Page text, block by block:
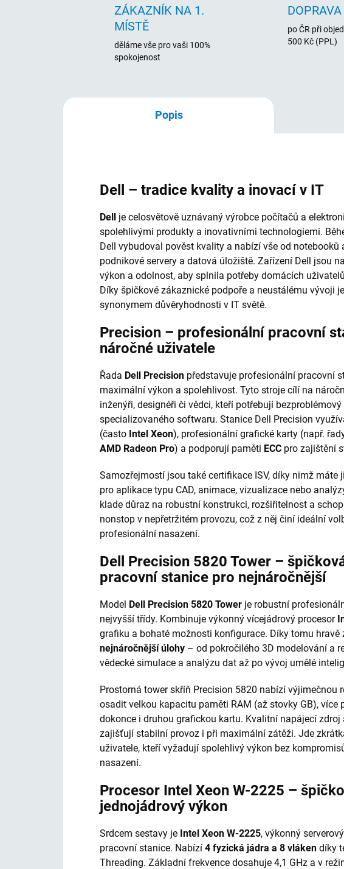
ZÁKAZNÍK NA 1.
MÍSTĚ
děláme vše pro vaši 100%
spokojenost
po ČR při
500 Kč (PPL)
Popis
Dell – tradice kvality a inovací v IT
Dell je celosvětově uznávaný výrobce počítačů a
spolehlivými produkty a inovativními technologiemi.
Dell vybudoval pověst kvality a nabízí vše od notebooků
podnikové servery a datová úložiště. Zařízení Dell jsou
výkon a odolnost, aby splnila potřeby domácích
Díky špičkové zákaznické podpoře a neustálému vývoji
synonymem důvěryhodnosti v IT světě.
Precision – profesionální pracovní
náročné uživatele
Řada Dell Precision představuje profesionální pracovní
maximální výkon a spolehlivost. Tyto stroje cílí na
inženýři, designéři či vědci, kteří potřebují bezproblémový
specializovaného softwaru. Stanice Dell Precision
(často Intel Xeon), profesionální grafické karty (např.
AMD Radeon Pro) a podporují paměti ECC pro zajištění
Samozřejmostí jsou také certifikace ISV, díky nimž máte
pro aplikace typu CAD, animace, vizualizace nebo
klade důraz na robustní konstrukci, rozšiřitelnost a
nonstop v nepřetržitém provozu, což z něj činí ideální
profesionální nasazení.
Dell Precision 5820 Tower –
pracovní stanice pro nejnáročnější
Model Dell Precision 5820 Tower je robustní
nejvyšší třídy. Kombinuje výkonný vícejádrový procesor
grafiku a bohaté možnosti konfigurace. Díky tomu hravě
nejnáročnější úlohy – od pokročilého 3D modelování a
vědecké simulace a analýzu dat až po vývoj umělé
Prostorná tower skříň Precision 5820 nabízí výjimečnou
osadit velkou kapacitu paměti RAM (až stovky GB), více
dokonce i druhou grafickou kartu. Kvalitní napájecí
zajišťují stabilní provoz i při maximální zátěži. Jde
uživatele, kteří vyžadují spolehlivý výkon bez
nasazení.
Procesor Intel Xeon W-2225 –
jednojádrový výkon
Srdcem sestavy je Intel Xeon W-2225, výkonný
pracovní stanice. Nabízí 4 fyzická jádra a 8 vláken díky
Threading. Základní frekvence dosahuje 4,1 GHz a v